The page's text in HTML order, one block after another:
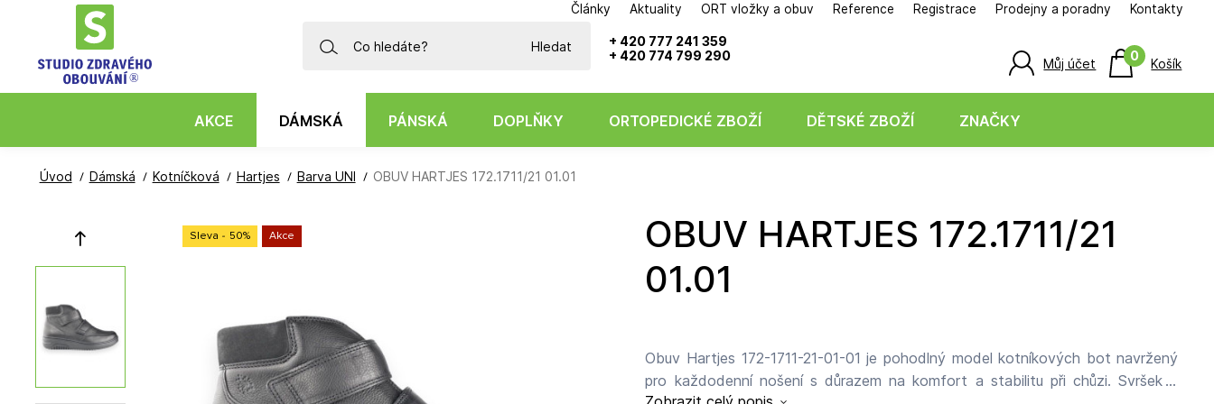
Akce
Sleva - 50%
OBUV HARTJES 172.1711/21
01.01
Obuv Hartjes 172-1711-21-01-01 je pohodlný model kotníkových bot navržený
pro každodenní nošení s důrazem na komfort a stabilitu při chůzi. Svršek z
+ 420 777 241 359
+ 420 774 799 290
Články Aktuality ORT vložky a obuv Reference Registrace Prodejny a poradny Kontakty
Hledat
Můj účet
Košík
0
Úvod Dámská Kotníčková Hartjes Barva UNI OBUV HARTJES 172.1711/21 01.01
AKCE DÁMSKÁ PÁNSKÁ DOPLŇKY ORTOPEDICKÉ ZBOŽÍ DĚTSKÉ ZBOŽÍ ZNAČKY